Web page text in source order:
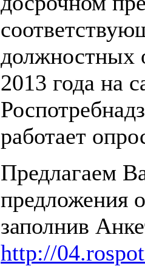
должностных
2013 года на
работает
Предлагаем
предложения
заполнив
http://